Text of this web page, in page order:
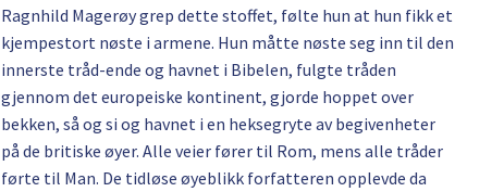
Ragnhild Magerøy grep dette stoffet, følte hun at hun fikk et
kjempestort nøste i armene. Hun måtte nøste seg inn til den
innerste tråd-ende og havnet i Bibelen, fulgte tråden
gjennom det europeiske kontinent, gjorde hoppet over
bekken, så og si og havnet i en heksegryte av begivenheter
på de britiske øyer. Alle veier fører til Rom, mens alle tråder
førte til Man. De tidløse øyeblikk forfatteren opplevde da